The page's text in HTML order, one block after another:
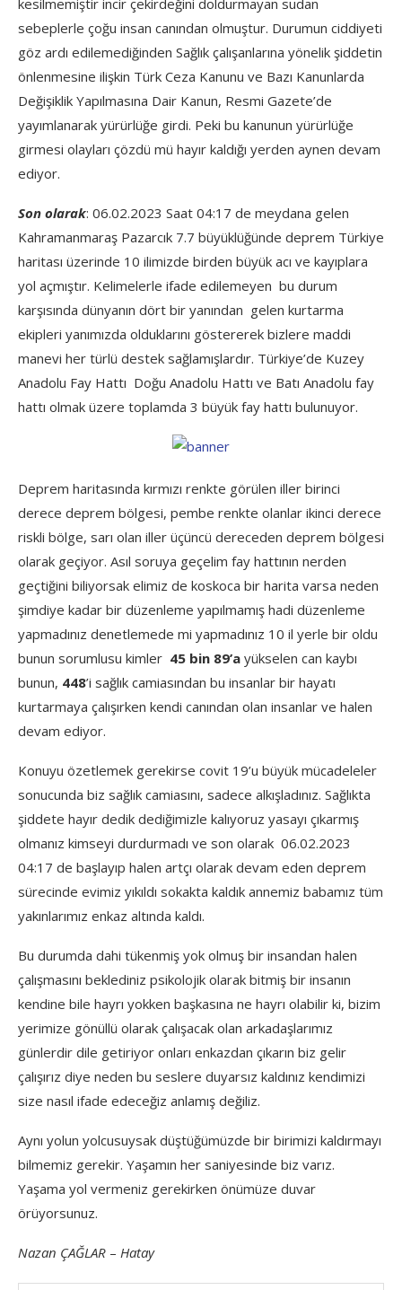
kesilmemiştir incir çekirdeğini doldurmayan sudan
sebeplerle çoğu insan canından olmuştur. Durumun ciddiyeti
göz ardı edilemediğinden Sağlık çalışanlarına yönelik şiddetin
önlenmesine ilişkin Türk Ceza Kanunu ve Bazı Kanunlarda
Değişiklik Yapılmasına Dair Kanun, Resmi Gazete’de
yayımlanarak yürürlüğe girdi. Peki bu kanunun yürürlüğe
girmesi olayları çözdü mü hayır kaldığı yerden aynen devam
ediyor.
Son olarak: 06.02.2023 Saat 04:17 de meydana gelen
Kahramanmaraş Pazarcık 7.7 büyüklüğünde deprem Türkiye
haritası üzerinde 10 ilimizde birden büyük acı ve kayıplara
yol açmıştır. Kelimelerle ifade edilemeyen bu durum
karşısında dünyanın dört bir yanından gelen kurtarma
ekipleri yanımızda olduklarını göstererek bizlere maddi
manevi her türlü destek sağlamışlardır. Türkiye’de Kuzey
Anadolu Fay Hattı Doğu Anadolu Hattı ve Batı Anadolu fay
hattı olmak üzere toplamda 3 büyük fay hattı bulunuyor.
Deprem haritasında kırmızı renkte görülen iller birinci
derece deprem bölgesi, pembe renkte olanlar ikinci derece
riskli bölge, sarı olan iller üçüncü dereceden deprem bölgesi
olarak geçiyor. Asıl soruya geçelim fay hattının nerden
geçtiğini biliyorsak elimiz de koskoca bir harita varsa neden
şimdiye kadar bir düzenleme yapılmamış hadi düzenleme
yapmadınız denetlemede mi yapmadınız 10 il yerle bir oldu
bunun sorumlusu kimler 45 bin 89’a yükselen can kaybı
bunun, 448’i sağlık camiasından bu insanlar bir hayatı
kurtarmaya çalışırken kendi canından olan insanlar ve halen
devam ediyor.
Konuyu özetlemek gerekirse covit 19’u büyük mücadeleler
sonucunda biz sağlık camiasını, sadece alkışladınız. Sağlıkta
şiddete hayır dedik dediğimizle kalıyoruz yasayı çıkarmış
olmanız kimseyi durdurmadı ve son olarak 06.02.2023
04:17 de başlayıp halen artçı olarak devam eden deprem
sürecinde evimiz yıkıldı sokakta kaldık annemiz babamız tüm
yakınlarımız enkaz altında kaldı.
Bu durumda dahi tükenmiş yok olmuş bir insandan halen
çalışmasını beklediniz psikolojik olarak bitmiş bir insanın
kendine bile hayrı yokken başkasına ne hayrı olabilir ki, bizim
yerimize gönüllü olarak çalışacak olan arkadaşlarımız
günlerdir dile getiriyor onları enkazdan çıkarın biz gelir
çalışırız diye neden bu seslere duyarsız kaldınız kendimizi
size nasıl ifade edeceğiz anlamış değiliz.
Aynı yolun yolcusuysak düştüğümüzde bir birimizi kaldırmayı
bilmemiz gerekir. Yaşamın her saniyesinde biz varız.
Yaşama yol vermeniz gerekirken önümüze duvar
örüyorsunuz.
Nazan ÇAĞLAR – Hatay